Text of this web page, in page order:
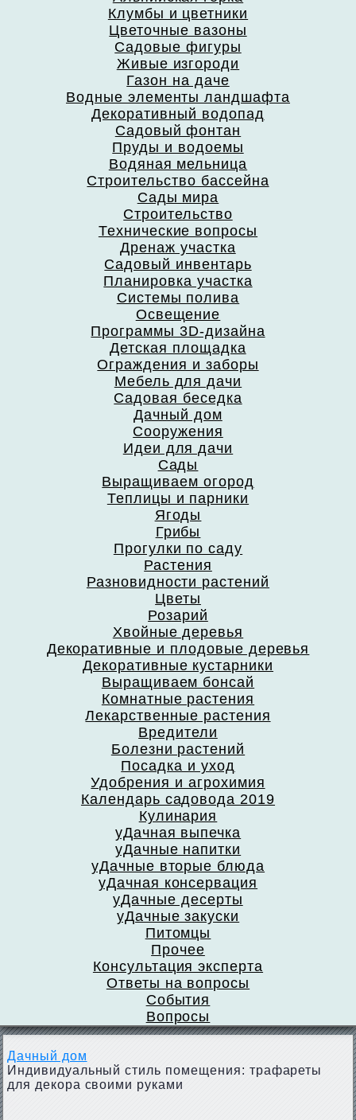
Клумбы и цветники
Цветочные вазоны
Садовые фигуры
Живые изгороди
Газон на даче
Водные элементы ландшафта
Декоративный водопад
Садовый фонтан
Пруды и водоемы
Водяная мельница
Строительство бассейна
Сады мира
Строительство
Технические вопросы
Дренаж участка
Садовый инвентарь
Планировка участка
Системы полива
Освещение
Программы 3D-дизайна
Детская площадка
Ограждения и заборы
Мебель для дачи
Садовая беседка
Дачный дом
Сооружения
Идеи для дачи
Сады
Выращиваем огород
Теплицы и парники
Ягоды
Грибы
Прогулки по саду
Растения
Разновидности растений
Цветы
Розарий
Хвойные деревья
Декоративные и плодовые деревья
Декоративные кустарники
Выращиваем бонсай
Комнатные растения
Лекарственные растения
Вредители
Болезни растений
Посадка и уход
Удобрения и агрохимия
Календарь садовода 2019
Кулинария
уДачная выпечка
уДачные напитки
уДачные вторые блюда
уДачная консервация
уДачные десерты
уДачные закуски
Питомцы
Прочее
Консультация эксперта
Ответы на вопросы
События
Вопросы
Дачный дом
Индивидуальный стиль помещения: трафареты
для декора своими руками